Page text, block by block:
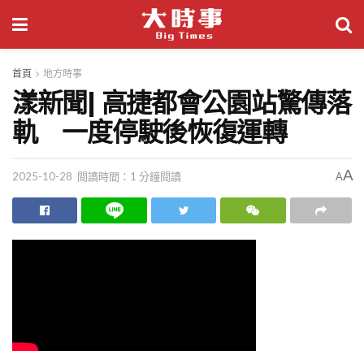
首頁 地方時事
漾新聞| 高捷都會公園站驚傳落
軌 一度停駛後恢復運轉
2025-10-28 閱讀時間：1 分鐘閱讀 AA